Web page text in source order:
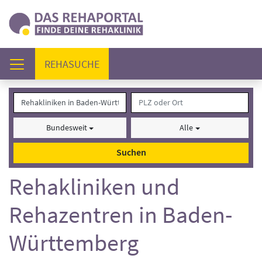
REHASUCHE(AKTUELL)
Bundesweit Alle
Suchen
Rehakliniken und
Rehazentren in Baden-
Württemberg